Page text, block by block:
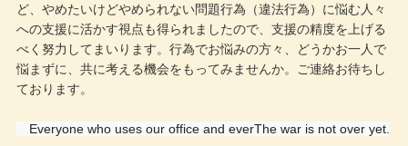
ど、やめたいけどやめられない問題行為（違法行為）に悩む人々
への支援に活かす視点も得られましたので、支援の精度を上げる
べく努力してまいります。行為でお悩みの方々、どうかお一人で
悩まずに、共に考える機会をもってみませんか。ご連絡お待ちし
ております。
Everyone who uses our office and everThe war is not over yet.